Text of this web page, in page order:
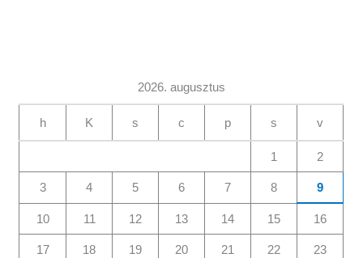
2026. augusztus
h K s c p s v
1 2
3 4 5 6 7 8 9
10 11 12 13 14 15 16
17 18 19 20 21 22 23